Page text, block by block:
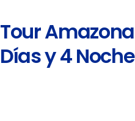
Tour
Días y 4